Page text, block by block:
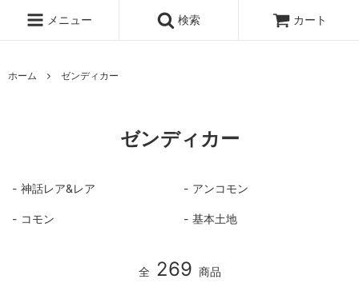
メニュー 検索 カート
ホーム ゼンディカー
ゼンディカー
神話レア&レア アンコモン
コモン 基本土地
全 269 商品